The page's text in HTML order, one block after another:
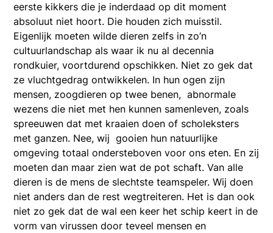
eerste kikkers die je inderdaad op dit moment
absoluut niet hoort. Die houden zich muisstil.
Eigenlijk moeten wilde dieren zelfs in zo’n
cultuurlandschap als waar ik nu al decennia
rondkuier, voortdurend opschikken. Niet zo gek dat
ze vluchtgedrag ontwikkelen. In hun ogen zijn
mensen, zoogdieren op twee benen, abnormale
wezens die niet met hen kunnen samenleven, zoals
spreeuwen dat met kraaien doen of scholeksters
met ganzen. Nee, wij gooien hun natuurlijke
omgeving totaal ondersteboven voor ons eten. En zij
moeten dan maar zien wat de pot schaft. Van alle
dieren is de mens de slechtste teamspeler. Wij doen
niet anders dan de rest wegtreiteren. Het is dan ook
niet zo gek dat de wal een keer het schip keert in de
vorm van virussen door teveel mensen en